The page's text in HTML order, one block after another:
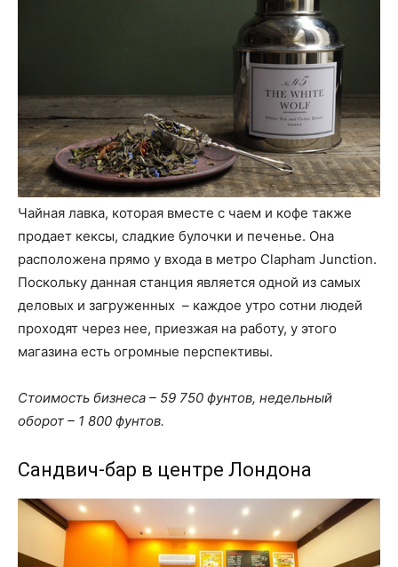
Чайная лавка, которая вместе с чаем и кофе также
продает кексы, сладкие булочки и печенье. Она
расположена прямо у входа в метро Clapham Junction.
Поскольку данная станция является одной из самых
деловых и загруженных – каждое утро сотни людей
проходят через нее, приезжая на работу, у этого
магазина есть огромные перспективы.
Стоимость бизнеса – 59 750 фунтов, недельный
оборот – 1 800 фунтов.
Сандвич-бар в центре Лондона